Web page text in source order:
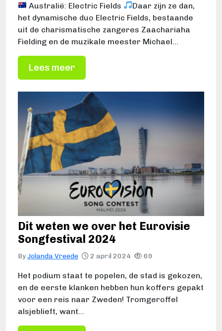
Australië: Electric Fields
Daar zijn ze dan,
het dynamische duo Electric Fields, bestaande
uit de charismatische zangeres Zaachariaha
Fielding en de muzikale meester Michael…
Lees meer
Dit weten we over het Eurovisie
Songfestival 2024
ByJolanda Vreede 2 april 2024 69
Het podium staat te popelen, de stad is gekozen,
en de eerste klanken hebben hun koffers gepakt
voor een reis naar Zweden! Tromgeroffel
alsjeblieft, want…